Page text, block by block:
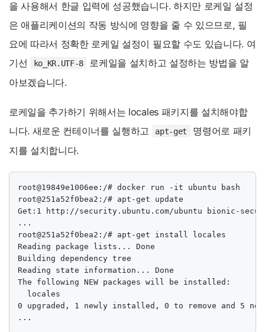
을 사용해서 한글 입력에 성공했습니다. 하지만 로케일 설정
은 애플리케이션의 작동 방식에 영향을 줄 수 있으므로, 필
요에 따라서 정확한 로케일 설정이 필요할 수도 있습니다. 여
기선
ko_KR.UTF-8
로케일을 설치하고 설정하는 방법을 알
아보겠습니다.
로케일을 추가하기 위해서는 locales 패키지를 설치해야합
니다. 새로운 컨테이너를 실행하고
apt-get
명령어로 패키
지를 설치합니다.
root@19849e1006ee:/# docker run -it ubuntu bash
root@251a52f0bea2:/# apt-get update
Get:1 http://security.ubuntu.com/ubuntu bionic-
...
root@251a52f0bea2:/# apt-get install locales
Reading package lists... Done
Building dependency tree
Reading state information... Done
The following NEW packages will be installed:
  locales
0 upgraded, 1 newly installed, 0 to remove and 5 not
...